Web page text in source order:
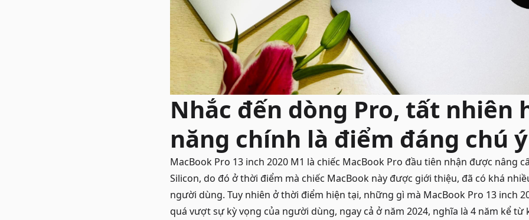
Nhắc đến dòng Pro, tất nhiên
năng chính là điểm đáng chú
MacBook Pro 13 inch 2020 M1 là chiếc MacBook Pro đầu tiên nhận được nâng
Silicon, do đó ở thời điểm mà chiếc MacBook này được giới thiệu, đã có khá
người dùng. Tuy nhiên ở thời điểm hiện tại, những gì mà MacBook Pro 13 inch
quá vượt sự kỳ vọng của người dùng, ngay cả ở năm 2024, nghĩa là 4 năm kể từ